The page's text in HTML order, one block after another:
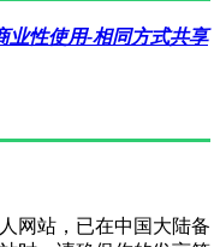
业性使用-相同方式共享
网站，已在中国大陆备